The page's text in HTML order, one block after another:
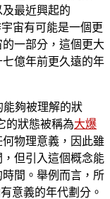
最近興起的
宙有可能是一個更
一部分，這個更大
億年前更久遠的年
夠被理解的狀
的狀態被稱為大爆
何物理意義，因此雖
但引入這個概念能
間。舉例而言，所
意義的年代劃分。